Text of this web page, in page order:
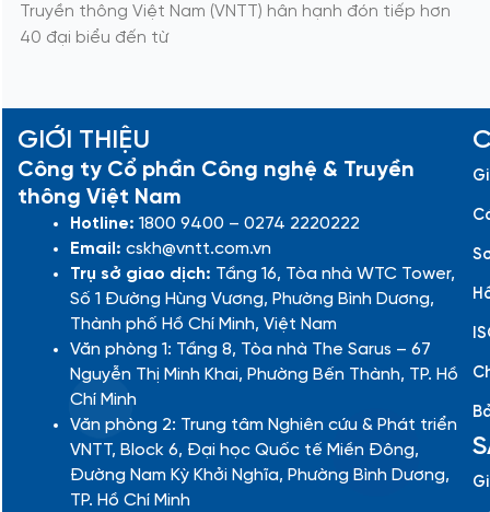
Truyền thông Việt Nam (VNTT) hân hạnh đón tiếp hơn
40 đại biểu đến từ
GIỚI THIỆU
Công ty Cổ phần Công nghệ & Truyền
thông Việt Nam
Hotline: 1800 9400 – 0274 2220222
Email: cskh@vntt.com.vn
Trụ sở giao dịch: Tầng 16, Tòa nhà WTC Tower,
Số 1 Đường Hùng Vương, Phường Bình Dương,
Thành phố Hồ Chí Minh, Việt Nam
Văn phòng 1: Tầng 8, Tòa nhà The Sarus – 67
Nguyễn Thị Minh Khai, Phường Bến Thành, TP. Hồ
Chí Minh
Văn phòng 2: Trung tâm Nghiên cứu & Phát triển
VNTT, Block 6, Đại học Quốc tế Miền Đông,
Đường Nam Kỳ Khởi Nghĩa, Phường Bình Dương,
TP. Hồ Chí Minh